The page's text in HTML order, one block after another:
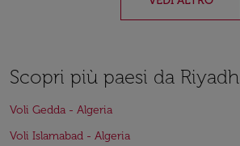
Scopri più paesi da Riyadh
Voli Gedda - Algeria
Voli Islamabad - Algeria